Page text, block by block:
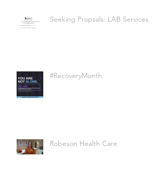
Seeking Propsals: LAB Services
#RecoveryMonth
Robeson Health Care